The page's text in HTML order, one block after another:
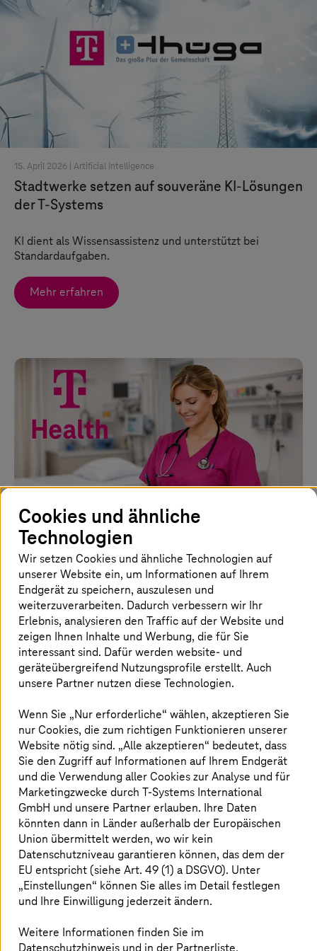
15. April 2026 | Artificial Intelligence
Stadtwerke setzen auf souveräne KI-Lösungen
derT-Systems
KI dient als Wissensassistenz und unterstützt bei
Standardaufgaben.
Mehr erfahren
27. März 2026 | Gesundheitswesen
Telekom/T-Systemsbringt KI in die
Pflegedokumentation
Einfachere Dokumentation für Pflegekräfte in
Krankenhäusern.
Cookies und ähnliche
Technologien
Wir setzen Cookies und ähnliche Technologien auf
unserer Website ein, um Informationen auf Ihrem
Endgerät zu speichern, auszulesen und
weiterzuverarbeiten. Dadurch verbessern wir Ihr
Erlebnis, analysieren den Traffic auf der Website und
zeigen Ihnen Inhalte und Werbung, die für Sie
interessant sind. Dafür werden website- und
geräteübergreifend Nutzungsprofile erstellt. Auch
unsere Partner nutzen diese Technologien.
Wenn Sie „Nur erforderliche“ wählen, akzeptieren Sie
nur Cookies, die zum richtigen Funktionieren unserer
Website nötig sind. „Alle akzeptieren“ bedeutet, dass
Sie den Zugriff auf Informationen auf Ihrem Endgerät
und die Verwendung aller Cookies zur Analyse und für
Marketingzwecke durchT-Systems International
GmbH und unsere Partner erlauben. Ihre Daten
könnten dann in Länder außerhalb der Europäischen
Union übermittelt werden, wo wir kein
Datenschutzniveau garantieren können, das dem der
EU entspricht (siehe Art. 49 (1) a DSGVO). Unter
„Einstellungen“ können Sie alles im Detail festlegen
und Ihre Einwilligung jederzeit ändern.
Weitere Informationen finden Sie im
Datenschutzhinweis und in der Partnerliste.